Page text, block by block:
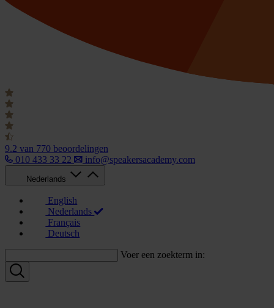
9.2 van 770 beoordelingen
010 433 33 22
info@speakersacademy.com
Nederlands
English
Nederlands
Français
Deutsch
Voer een zoekterm in: